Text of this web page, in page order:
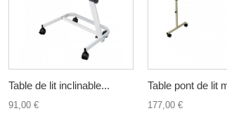
Table de lit inclinable...
91,00 €
Table pont de lit
177,00 €